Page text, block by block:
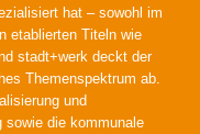
hat – sowohl im
etablierten Titeln wie
stadt+werk deckt der
Themenspektrum ab.
und
sowie die kommunale